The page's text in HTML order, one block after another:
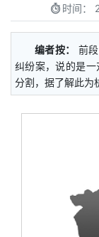
时间：
编者按：
前
纠纷案，说的是
分割，据了解此为